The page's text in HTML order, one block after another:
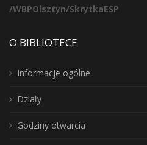
/WBPOlsztyn/SkrytkaESP
O BIBLIOTECE
Informacje ogólne
Działy
Godziny otwarcia